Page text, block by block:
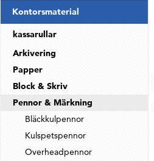
Kontorsmaterial
kassarullar
Arkivering
Papper
Block & Skriv
Pennor & Märkning
Bläckkulpennor
Kulspetspennor
Overheadpennor